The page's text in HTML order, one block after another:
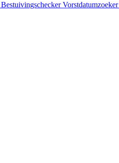
BestuivingscheckerVorstdatumzoeker